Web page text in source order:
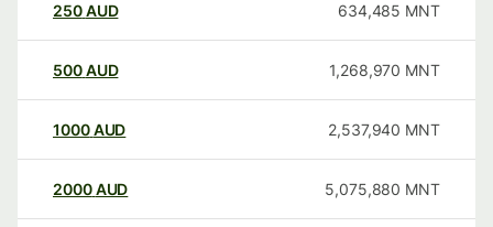
250AUD 634,485 MNT
500AUD 1,268,970 MNT
1000AUD 2,537,940 MNT
2000AUD 5,075,880 MNT